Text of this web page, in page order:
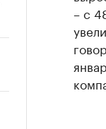
– с